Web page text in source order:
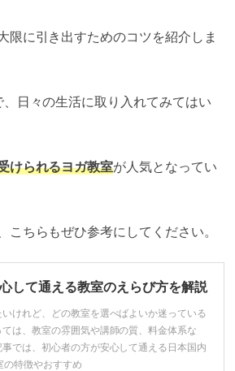
限に引き出すためのコツを紹介しま
日々の生活に取り入れてみてはい
けられるヨガ教室が人気となってい
ちらもぜひ参考にしてください。
して通える教室のえらび方を解説
けれど、どの教室を選べばよいか迷っている
は、教室の雰囲気や講師の質、料金体系な
では、初心者の方が安心して通える日本国内
特徴やおすすめ